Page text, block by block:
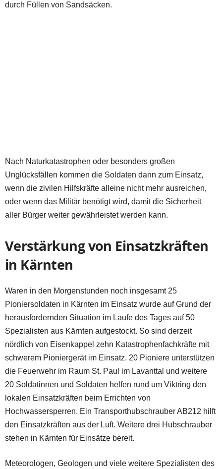
durch Füllen von Sandsäcken.
Nach Naturkatastrophen oder besonders großen
Unglücksfällen kommen die Soldaten dann zum Einsatz,
wenn die zivilen Hilfskräfte alleine nicht mehr ausreichen,
oder wenn das Militär benötigt wird, damit die Sicherheit
aller Bürger weiter gewährleistet werden kann.
Verstärkung von Einsatzkräften
in Kärnten
Waren in den Morgenstunden noch insgesamt 25
Pioniersoldaten in Kärnten im Einsatz wurde auf Grund der
herausfordernden Situation im Laufe des Tages auf 50
Spezialisten aus Kärnten aufgestockt. So sind derzeit
nördlich von Eisenkappel zehn Katastrophenfachkräfte mit
schwerem Pioniergerät im Einsatz. 20 Pioniere unterstützen
die Feuerwehr im Raum St. Paul im Lavanttal und weitere
20 Soldatinnen und Soldaten helfen rund um Viktring den
lokalen Einsatzkräften beim Errichten von
Hochwassersperren. Ein Transporthubschrauber AB212 hilft
den Einsatzkräften aus der Luft. Weitere drei Hubschrauber
stehen in Kärnten für Einsätze bereit.
Meteorologen, Geologen und viele weitere Spezialisten des